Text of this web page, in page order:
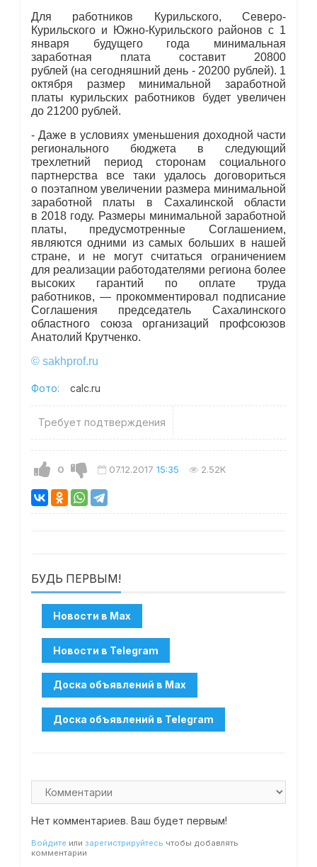
Для работников Курильского, Северо‐
Курильского и Южно‐Курильского районов с 1
января будущего года минимальная
заработная плата составит 20800
рублей (на сегодняшний день - 20200 рублей). 1
октября размер минимальной заработной
платы курильских работников будет увеличен
до 21200 рублей.
- Даже в условиях уменьшения доходной части
регионального бюджета в следующий
трехлетний период сторонам социального
партнерства все таки удалось договориться
о поэтапном увеличении размера минимальной
заработной платы в Сахалинской области
в 2018 году. Размеры минимальной заработной
платы, предусмотренные Соглашением,
являются одними из самых больших в нашей
стране, и не могут считаться ограничением
для реализации работодателями региона более
высоких гарантий по оплате труда
работников, — прокомментировал подписание
Соглашения председатель Сахалинского
областного союза организаций профсоюзов
Анатолий Крутченко.
© sakhprof.ru
Фото: calc.ru
Требует подтверждения
0 07.12.2017 15:35 2.52K
БУДЬ ПЕРВЫМ!
Нет комментариев. Ваш будет первым!
Войдите или зарегистрируйтесь чтобы добавлять
комментарии